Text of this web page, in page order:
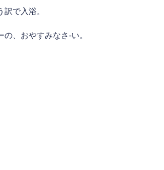
訳で入浴。
の、おやすみなさ-い。